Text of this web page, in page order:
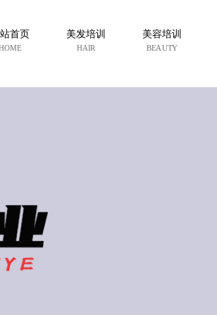
首页 美发培训
HAIR
美容培训
BEAUTY